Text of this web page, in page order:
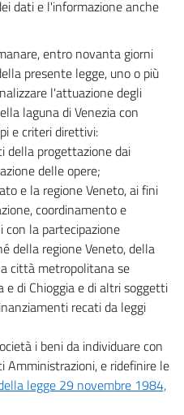
dati e l'informazione anche
entro novanta giorni
presente legge, uno o più
l'attuazione degli
laguna di Venezia con
e criteri direttivi:
della progettazione dai
delle opere;
e la regione Veneto, ai fini
coordinamento e
con la partecipazione
della regione Veneto, della
città metropolitana se
e di Chioggia e di altri soggetti
recati da leggi
i beni da individuare con
e ridefinire le
legge 29 novembre 1984,